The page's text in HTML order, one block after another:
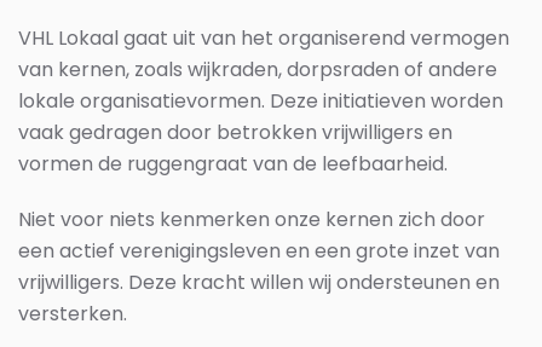
VHL Lokaal gaat uit van het organiserend vermogen
van kernen, zoals wijkraden, dorpsraden of andere
lokale organisatievormen. Deze initiatieven worden
vaak gedragen door betrokken vrijwilligers en
vormen de ruggengraat van de leefbaarheid.
Niet voor niets kenmerken onze kernen zich door
een actief verenigingsleven en een grote inzet van
vrijwilligers. Deze kracht willen wij ondersteunen en
versterken.